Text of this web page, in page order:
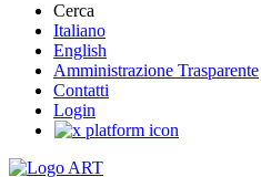
Cerca
Italiano
English
Amministrazione Trasparente
Contatti
Login